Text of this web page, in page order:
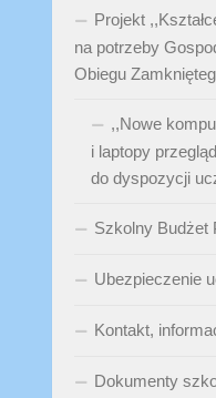
Projekt
na potrzeby
Obiegu
,,Nowe
i laptopy
do dyspozycji
Szkolny Budżet
Ubezpieczenie
Kontakt,
Dokumenty